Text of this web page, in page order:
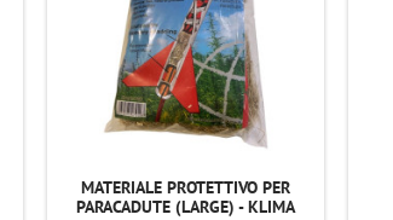
MATERIALE PROTETTIVO PER
PARACADUTE (LARGE) - KLIMA